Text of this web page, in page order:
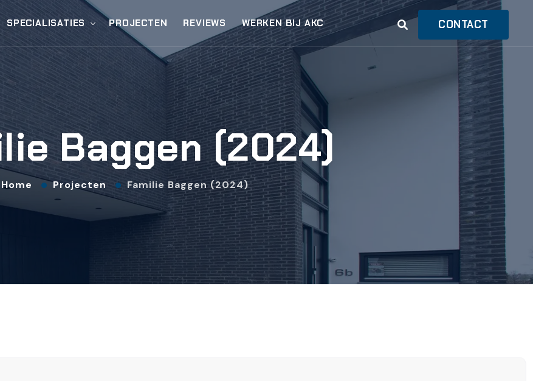
SPECIALISATIES PROJECTEN REVIEWS WERKEN BIJ AKC CONTACT
Baggen (2024)
Home Projecten Familie Baggen (2024)